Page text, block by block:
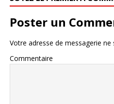
Poster un
Votre adresse de messagerie ne
Commentaire